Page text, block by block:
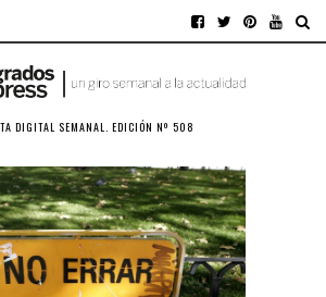
DIGITAL SEMANAL. EDICIÓN Nº 508